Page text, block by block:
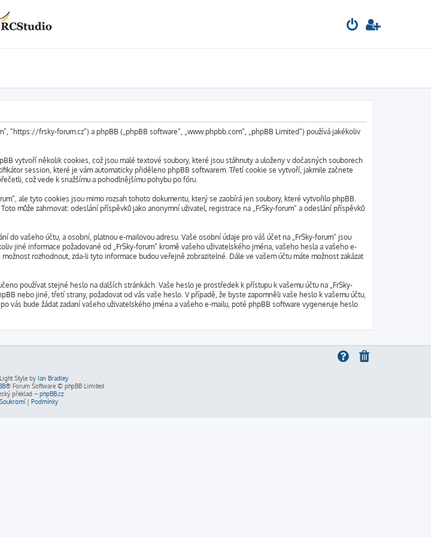
“https://frsky-forum.cz”) a phpBB („phpBB software“, „www.phpbb.com“, „phpBB Limited“) používá jakékoliv
vytvoří několik cookies, což jsou malé textové soubory, které jsou stáhnuty a uloženy v dočasných souborech
session, které je vám automaticky přiděleno phpBB softwarem. Třetí cookie se vytvoří, jakmile začnete
což vede k snažšímu a pohodlnějšímu pohybu po fóru.
ale tyto cookies jsou mimo rozsah tohoto dokumentu, který se zaobírá jen soubory, které vytvořilo phpBB.
může zahrnovat: odeslání příspěvků jako anonymní uživatel, registrace na „FrSky-forum“ a odeslání příspěvků
vašeho účtu, a osobní, platnou e-mailovou adresu. Vaše osobní údaje pro váš účet na „FrSky-forum“ jsou
jiné informace požadované od „FrSky-forum“ kromě vašeho uživatelského jména, vašeho hesla a vašeho e-
rozhodnout, zda-li tyto informace budou veřejně zobrazitelné. Dále ve vašem účtu máte možnost zakázat
používat stejné heslo na dalších stránkách. Vaše heslo je prostředek k přístupu k vašemu účtu na „FrSky-
nebo jiné, třetí strany, požadovat od vás vaše heslo. V případě, že byste zapomněli vaše heslo k vašemu účtu,
vás bude žádat zadaní vašeho uživatelského jména a vašeho e-mailu, poté phpBB software vygeneruje heslo
Style by Ian Bradley
® Forum Software © phpBB Limited
překlad – phpBB.cz
Soukromí| Podmínky